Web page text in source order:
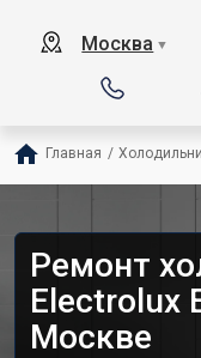
Москва ▼
Главная /
Ремонт
Electrolux
Москве